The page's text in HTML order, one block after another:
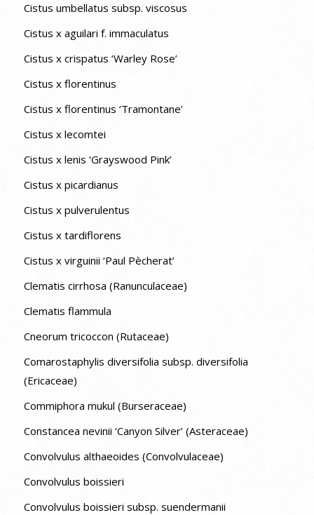
Cistus umbellatus subsp. viscosus
Cistus x aguilari f. immaculatus
Cistus x crispatus ‘Warley Rose’
Cistus x florentinus
Cistus x florentinus ‘Tramontane’
Cistus x lecomtei
Cistus x lenis ‘Grayswood Pink’
Cistus x picardianus
Cistus x pulverulentus
Cistus x tardiflorens
Cistus x virguinii ‘Paul Pècherat’
Clematis cirrhosa (Ranunculaceae)
Clematis flammula
Cneorum tricoccon (Rutaceae)
Comarostaphylis diversifolia subsp. diversifolia
(Ericaceae)
Commiphora mukul (Burseraceae)
Constancea nevinii ‘Canyon Silver’ (Asteraceae)
Convolvulus althaeoides (Convolvulaceae)
Convolvulus boissieri
Convolvulus boissieri subsp. suendermanii